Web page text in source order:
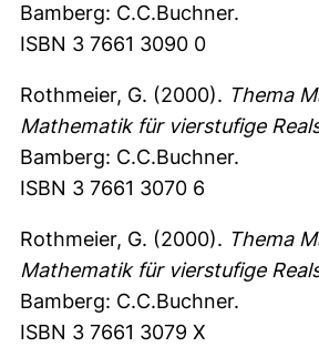
Bamberg: C.C.Buchner.
ISBN 3 7661 3090 0
Rothmeier, G. (2000). Thema
Mathematik für vierstufige
Bamberg: C.C.Buchner.
ISBN 3 7661 3070 6
Rothmeier, G. (2000). Thema
Mathematik für vierstufige
Bamberg: C.C.Buchner.
ISBN 3 7661 3079 X